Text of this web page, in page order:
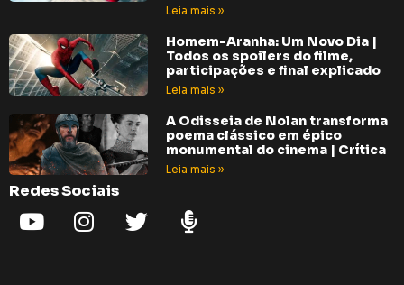
Leia mais »
Homem-Aranha: Um Novo Dia |
Todos os spoilers do filme,
participações e final explicado
Leia mais »
A Odisseia de Nolan transforma
poema clássico em épico
monumental do cinema | Crítica
Leia mais »
Redes Sociais